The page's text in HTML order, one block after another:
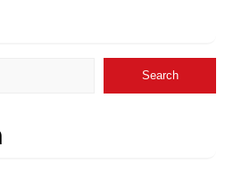
Search